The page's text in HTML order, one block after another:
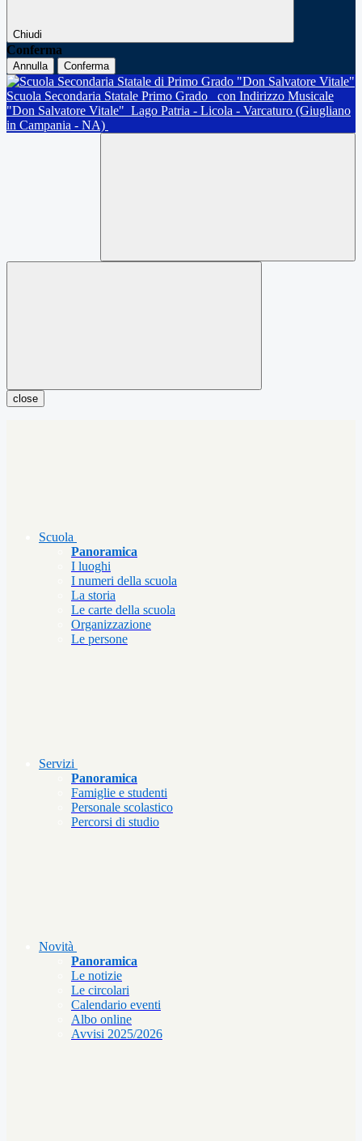
Chiudi
Conferma
Annulla Conferma
Scuola Secondaria Statale Primo Grado
con Indirizzo Musicale
"Don Salvatore Vitale" Lago Patria - Licola - Varcaturo (Giugliano
in Campania - NA)
close
Scuola
Panoramica
I luoghi
I numeri della scuola
La storia
Le carte della scuola
Organizzazione
Le persone
Servizi
Panoramica
Famiglie e studenti
Personale scolastico
Percorsi di studio
Novità
Panoramica
Le notizie
Le circolari
Calendario eventi
Albo online
Avvisi 2025/2026